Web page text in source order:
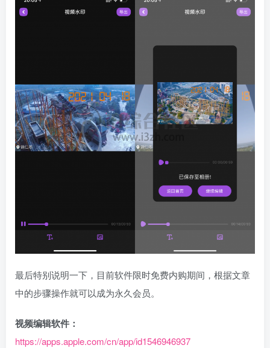
最后特别说明一下，目前软件限时免费内购期间，根据文章
中的步骤操作就可以成为永久会员。
视频编辑软件：
https://apps.apple.com/cn/app/id1546946937